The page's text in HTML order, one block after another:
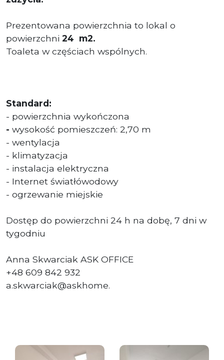
Prezentowana powierzchnia to lokal o
powierzchni 24 m2.
Toaleta w częściach wspólnych.
Standard:
- powierzchnia wykończona
- wysokość pomieszczeń: 2,70 m
- wentylacja
- klimatyzacja
- instalacja elektryczna
- Internet światłówodowy
- ogrzewanie miejskie
Dostęp do powierzchni 24 h na dobę, 7 dni w
tygodniu
Anna Skwarciak ASK OFFICE
+48 609 842 932
a.skwarciak@askhome.